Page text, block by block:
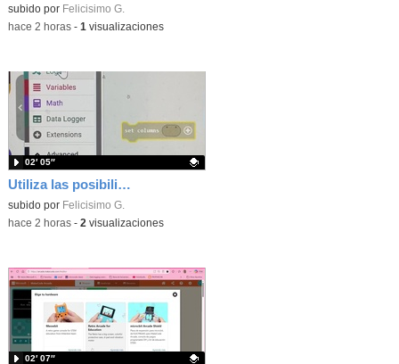
Contenido educativo.
subido por Felicisimo G.
-hace 2 horas- 1 visualizaciones
Utiliza las posibilidades de tu microbit programando com MakeCode para medir temperatura y nivel de luz con Datalogger
Contenido educativo.
subido por Felicisimo G.
02′ 05″
-hace 2 horas- 2 visualizaciones
02′ 07″